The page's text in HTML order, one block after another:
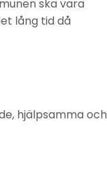
ska vara
lång tid då
hjälpsamma och